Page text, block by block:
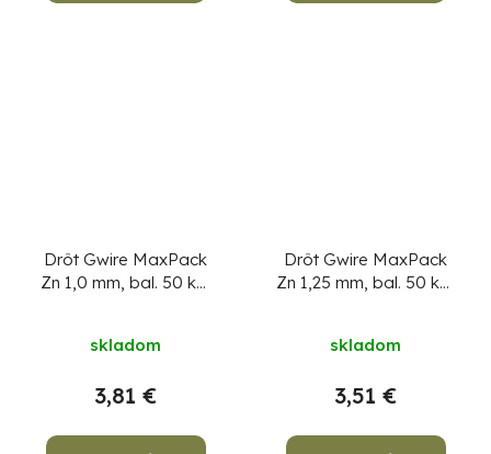
Drôt Gwire MaxPack
Zn 1,0 mm, bal. 50 kg,
50 kg!
skladom
3,81 €
Drôt Gwire MaxPack
Zn 1,25 mm, bal. 50 kg,
50 kg!
skladom
3,51 €